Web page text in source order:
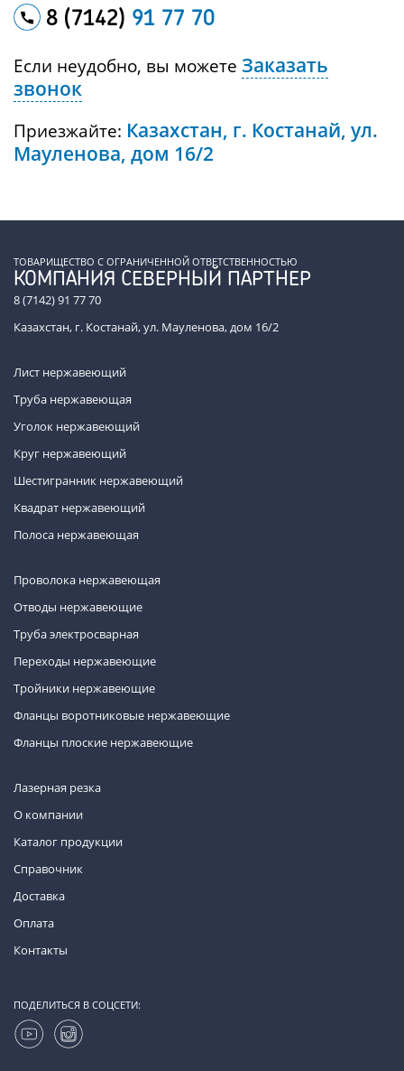
8 (7142) 91 77 70
Если неудобно, вы можете Заказать
звонок
Приезжайте: Казахстан, г. Костанай, ул.
Мауленова, дом 16/2
ТОВАРИЩЕСТВО С ОГРАНИЧЕННОЙ ОТВЕТСТВЕННОСТЬЮ
КОМПАНИЯ СЕВЕРНЫЙ ПАРТНЕР
8 (7142) 91 77 70
Казахстан, г. Костанай, ул. Мауленова, дом 16/2
Лист нержавеющий
Труба нержавеющая
Уголок нержавеющий
Круг нержавеющий
Шестигранник нержавеющий
Квадрат нержавеющий
Полоса нержавеющая
Проволока нержавеющая
Отводы нержавеющие
Труба электросварная
Переходы нержавеющие
Тройники нержавеющие
Фланцы воротниковые нержавеющие
Фланцы плоские нержавеющие
Лазерная резка
О компании
Каталог продукции
Справочник
Доставка
Оплата
Контакты
ПОДЕЛИТЬСЯ В СОЦСЕТИ: